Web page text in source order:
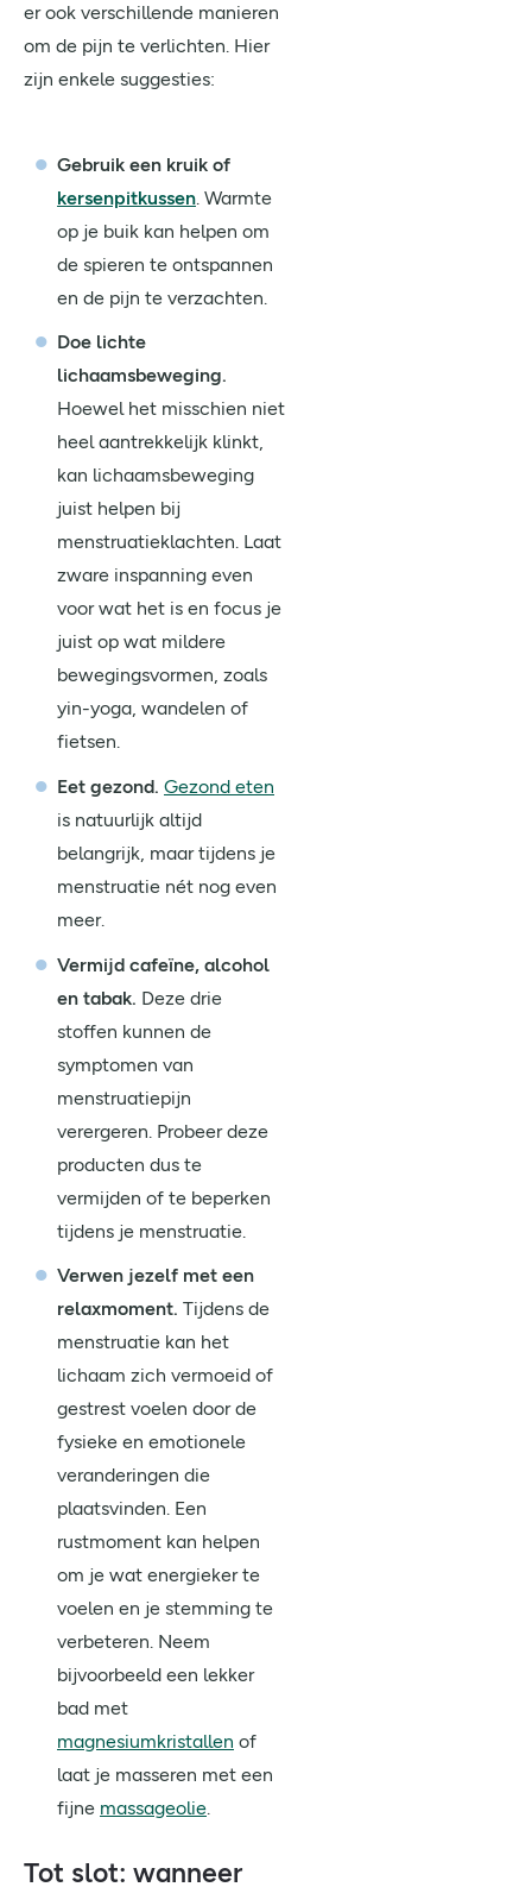
er ook verschillende manieren
om de pijn te verlichten. Hier
zijn enkele suggesties:
Gebruik een kruik of
kersenpitkussen . Warmte
op je buik kan helpen om
de spieren te ontspannen
en de pijn te verzachten.
Doe lichte
lichaamsbeweging.
Hoewel het misschien niet
heel aantrekkelijk klinkt,
kan lichaamsbeweging
juist helpen bij
menstruatieklachten. Laat
zware inspanning even
voor wat het is en focus je
juist op wat mildere
bewegingsvormen, zoals
yin-yoga, wandelen of
fietsen.
Eet gezond. Gezond eten
is natuurlijk altijd
belangrijk, maar tijdens je
menstruatie nét nog even
meer.
Vermijd cafeïne, alcohol
en tabak. Deze drie
stoffen kunnen de
symptomen van
menstruatiepijn
verergeren. Probeer deze
producten dus te
vermijden of te beperken
tijdens je menstruatie.
Verwen jezelf met een
relaxmoment. Tijdens de
menstruatie kan het
lichaam zich vermoeid of
gestrest voelen door de
fysieke en emotionele
veranderingen die
plaatsvinden. Een
rustmoment kan helpen
om je wat energieker te
voelen en je stemming te
verbeteren. Neem
bijvoorbeeld een lekker
bad met
magnesiumkristallen of
laat je masseren met een
fijne massageolie.
Tot slot: wanneer